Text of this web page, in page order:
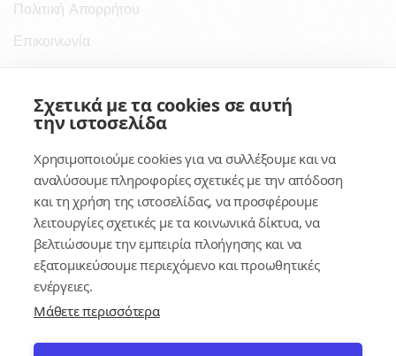
Πολιτική Απορρήτου
Επικοινωνία
Σύνδεσμοι
Κέντρο Γνώσης
Πλατφόρμα
Εγγραφή
Για δημοσίους υπαλλήλους
Σχετικά με τα cookies σε αυτή
την ιστοσελίδα
Χρησιμοποιούμε cookies για να συλλέξουμε και να
αναλύσουμε πληροφορίες σχετικές με την απόδοση
και τη χρήση της ιστοσελίδας, να προσφέρουμε
λειτουργίες σχετικές με τα κοινωνικά δίκτυα, να
βελτιώσουμε την εμπειρία πλοήγησης και να
εξατομικεύσουμε περιεχόμενο και προωθητικές
ενέργειες.
Μάθετε περισσότερα